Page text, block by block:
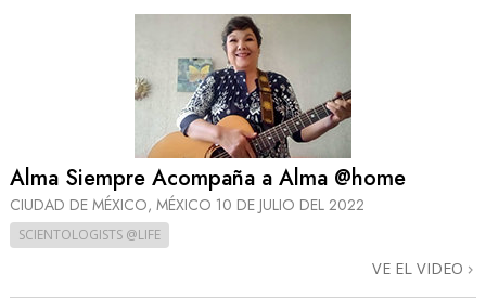
Alma Siempre Acompaña a Alma @home
CIUDAD DE MÉXICO, MÉXICO 10 DE JULIO DEL 2022
SCIENTOLOGISTS @LIFE
VE EL VIDEO